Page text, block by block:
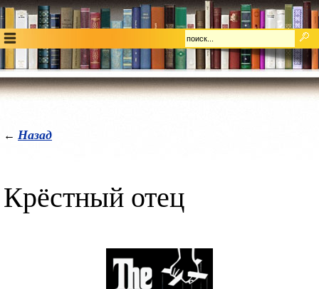
← Назад
Крёстный отец